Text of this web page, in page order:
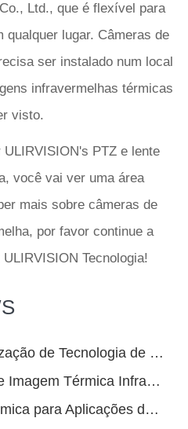
Ltd., que é flexível para
qualquer lugar. Câmeras de
ser instalado num local
infravermelhas térmicas
visto.
PTZ e lente
você vai ver uma área
mais sobre câmeras de
por favor continue a
Tecnologia!
Térmica Infravermelha no Sistema de Monitoramento
a Detecção de Correia transportadora de Borracha
de Diagnóstico na Indústria da Construção